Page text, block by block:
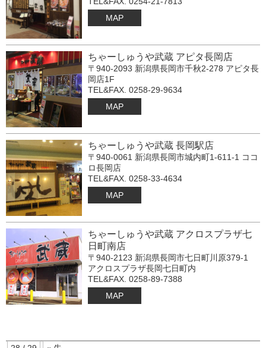
MAP
ちゃーしゅうや武蔵 アピタ長岡店
〒940-2093 新潟県長岡市千秋2-278 アピタ長
岡店1F
TEL&FAX. 0258-29-9634
MAP
ちゃーしゅうや武蔵 長岡駅店
〒940-0061 新潟県長岡市城内町1-611-1 ココ
ロ長岡店
TEL&FAX. 0258-33-4634
MAP
ちゃーしゅうや武蔵 アクロスプラザ七
日町南店
〒940-2123 新潟県長岡市七日町川原379-1
アクロスプラザ長岡七日町内
TEL&FAX. 0258-89-7388
MAP